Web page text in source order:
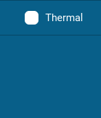
Thermal